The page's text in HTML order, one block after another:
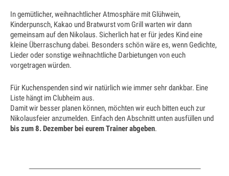
Schnuppertraining
Jugendtraining
Mannschaftstraining
Jugendmannschaften – in Bearbeitung
Seniorenmannschaften – in Bearbeitung
In gemütlicher, weihnachtlicher Atmosphäre mit Glühwein,
Kinderpunsch, Kakao und Bratwurst vom Grill warten wir dann
gemeinsam auf den Nikolaus. Sicherlich hat er für jedes Kind eine
kleine Überraschung dabei. Besonders schön wäre es, wenn Gedichte,
Lieder oder sonstige weihnachtliche Darbietungen von euch
vorgetragen würden.
Für Kuchenspenden sind wir natürlich wie immer sehr dankbar. Eine
Liste hängt im Clubheim aus.
Damit wir besser planen können, möchten wir euch bitten euch zur
Nikolausfeier anzumelden. Einfach den Abschnitt unten ausfüllen und
bis zum 8. Dezember bei eurem Trainer abgeben.